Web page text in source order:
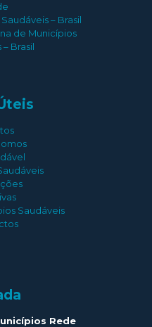
– Brasil
de Municípios
Brasil
Saudáveis
Rede